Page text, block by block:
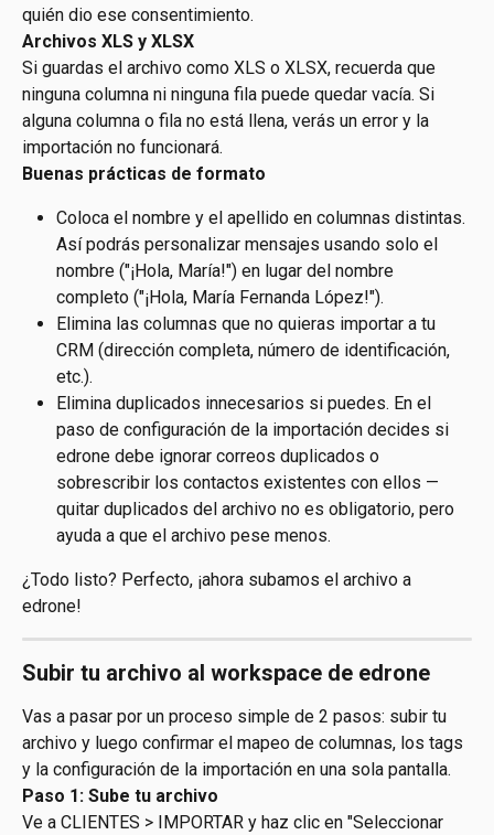
quién dio ese consentimiento.
Archivos XLS y XLSX
Si guardas el archivo como XLS o XLSX, recuerda que
ninguna columna ni ninguna fila puede quedar vacía. Si
alguna columna o fila no está llena, verás un error y la
importación no funcionará.
Buenas prácticas de formato
Coloca el nombre y el apellido en columnas distintas.
Así podrás personalizar mensajes usando solo el
nombre ("¡Hola, María!") en lugar del nombre
completo ("¡Hola, María Fernanda López!").
Elimina las columnas que no quieras importar a tu
CRM (dirección completa, número de identificación,
etc.).
Elimina duplicados innecesarios si puedes. En el
paso de configuración de la importación decides si
edrone debe ignorar correos duplicados o
sobrescribir los contactos existentes con ellos —
quitar duplicados del archivo no es obligatorio, pero
ayuda a que el archivo pese menos.
¿Todo listo? Perfecto, ¡ahora subamos el archivo a
edrone!
Subir tu archivo al workspace de edrone
Vas a pasar por un proceso simple de 2 pasos: subir tu
archivo y luego confirmar el mapeo de columnas, los tags
y la configuración de la importación en una sola pantalla.
Paso 1: Sube tu archivo
Ve a CLIENTES > IMPORTAR y haz clic en "Seleccionar